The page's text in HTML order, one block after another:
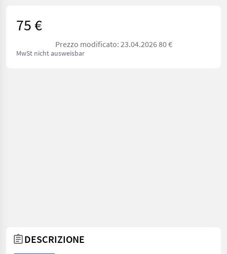
75 €
Prezzo modificato: 23.04.2026 80 €
MwSt nicht ausweisbar
DESCRIZIONE